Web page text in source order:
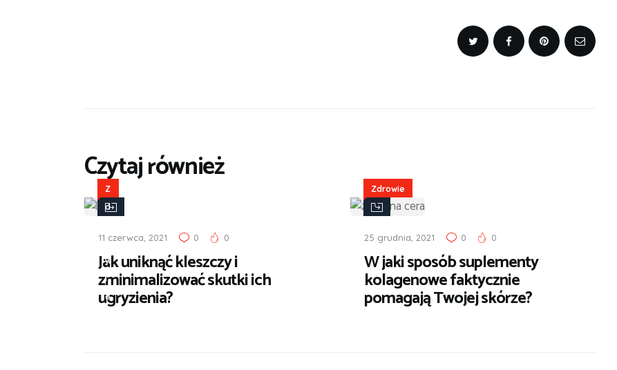
Czytaj również
Z
d
o
w
i
e
11 czerwca, 2021 0 0
Jak uniknąć kleszczy i
zminimalizować skutki ich
ugryzienia?
Zdrowie
25 grudnia, 2021 0 0
W jaki sposób suplementy
kolagenowe faktycznie
pomagają Twojej skórze?